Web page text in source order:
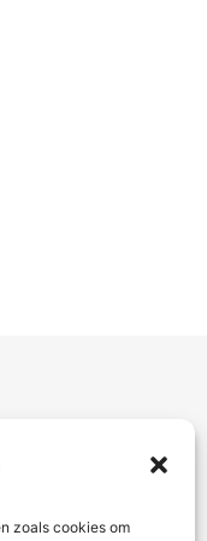
zoals cookies om